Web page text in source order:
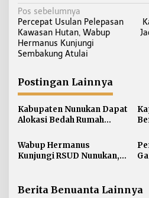
N
a
v
i
a
s
i
p
o
s
Pos sebelumnya
Percepat Usulan Pelepasan
Kawasan Hutan, Wabup
Hermanus Kunjungi
Sembakung Atulai
Postingan Lainnya
Kabupaten Nunukan Dapat
Alokasi Bedah Rumah
916 Unit
Wabup Hermanus
Kunjungi RSUD Nunukan,
Berita Benuanta Lainnya